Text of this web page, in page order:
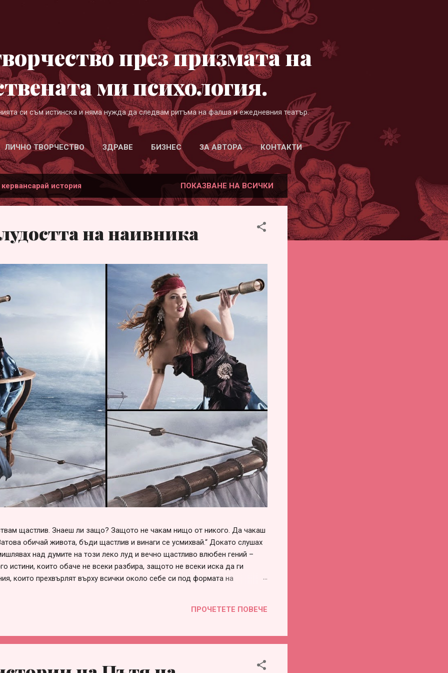
през призмата на
ми психология.
си съм истинска и няма нужда да следвам ритъма на фалша и ежедневния театър.
ЛИЧНО ТВОРЧЕСТВО ЗДРАВЕ БИЗНЕС ЗА АВТОРА КОНТАКТИ
кервансарай история ПОКАЗВАНЕ НА ВСИЧКИ
на наивника
щастлив. Знаеш ли защо? Защото не чакам нищо от никого. Да чакаш
обичай живота, бъди щастлив и винаги се усмихвай.“ Докато слушах
над думите на този леко луд и вечно щастливо влюбен гений –
истини, които обаче не всеки разбира, защото не всеки иска да ги
които прехвърлят върху всички около себе си под формата на
сърцето си. Така или иначе, болка във взаимоотношенията винаги има –
различна призма и личностна мотивация, за която няма своевременна
проста – когато един човек не събира смелост да заяви се...
ПРОЧЕТЕТЕ ПОВЕЧЕ